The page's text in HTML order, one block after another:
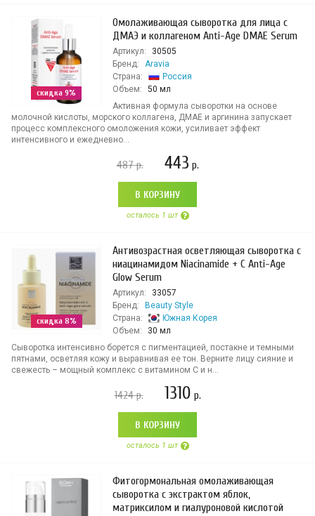
скидка 9%
Омолаживающая сыворотка для лица с
ДМАЭ и коллагеном Anti-Age DMAE Serum
Артикул:
30505
Бренд:
Aravia
Страна:
Россия
Объем:
50 мл
Активная формула сыворотки на основе
молочной кислоты, морского коллагена, ДМАЕ и аргинина запускает
процесс комплексного омоложения кожи, усиливает эффект
интенсивного и ежедневно...
487р. 443 р.
В КОРЗИНУ
осталось 1 шт
скидка 8%
Антивозрастная осветляющая сыворотка с
ниацинамидом Niacinamide + C Anti-Age
Glow Serum
Артикул:
33057
Бренд:
Beauty Style
Страна:
Южная Корея
Объем:
30 мл
Сыворотка интенсивно борется с пигментацией, постакне и темными
пятнами, осветляя кожу и выравнивая ее тон. Верните лицу сияние и
свежесть – мощный комплекс с витамином C и н...
1424р. 1310 р.
В КОРЗИНУ
осталось 1 шт
Фитогормональная омолаживающая
сыворотка с экстрактом яблок,
матриксилом и гиалуроновой кислотой